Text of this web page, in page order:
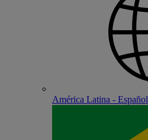
América Latina - Español